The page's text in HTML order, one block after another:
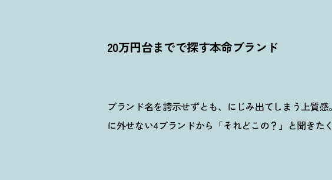
20万円台までで探す本命ブランド
ブランド名を誇示せずとも、にじみ出てしまう上質
に外せない4ブランドから「それどこの？」と聞きた